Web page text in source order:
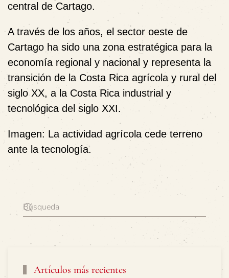
central de Cartago.
A través de los años, el sector oeste de
Cartago ha sido una zona estratégica para la
economía regional y nacional y representa la
transición de la Costa Rica agrícola y rural del
siglo XX, a la Costa Rica industrial y
tecnológica del siglo XXI.
Imagen: La actividad agrícola cede terreno
ante la tecnología.
Artículos más recientes